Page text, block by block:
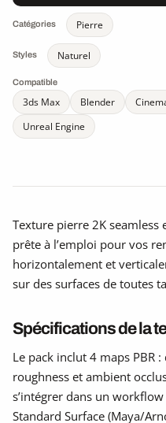
Catégories Pierre
Styles Naturel
Compatible
3ds Max Blender
Unreal Engine
Texture pierre 2K seamless
prête à l’emploi pour vos
horizontalement et
sur des surfaces de toutes
Spécifications de la
Le pack inclut 4 maps PBR
roughness et ambient
s’intégrer dans un
Standard Surface (Maya/